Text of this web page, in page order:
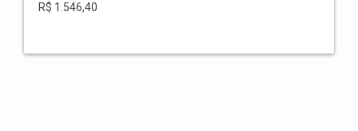
R$ 1.546,40